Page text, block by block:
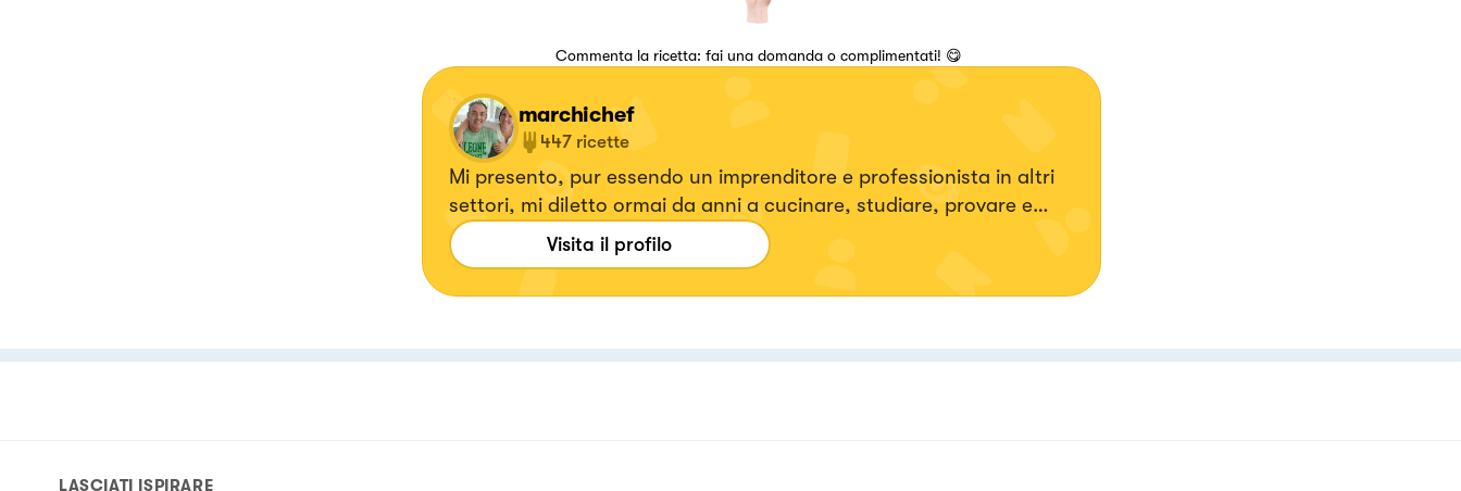
Commenta la ricetta: fai una domanda o complimentati! 😋
marchichef
447 ricette
Mi presento, pur essendo un imprenditore e professionista in altri
settori, mi diletto ormai da anni a cucinare, studiare, provare e
creare ricette tradizionali ma Gluten Free! Ecco in futuro l'idea di
creare un Brand Gluten Free!
Visita il profilo
LASCIATI ISPIRARE